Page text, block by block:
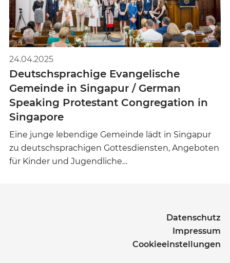
24.04.2025
Deutschsprachige Evangelische
Gemeinde in Singapur / German
Speaking Protestant Congregation in
Singapore
Eine junge lebendige Gemeinde lädt in Singapur
zu deutschsprachigen Gottesdiensten, Angeboten
für Kinder und Jugendliche…
Datenschutz
Impressum
Cookieeinstellungen